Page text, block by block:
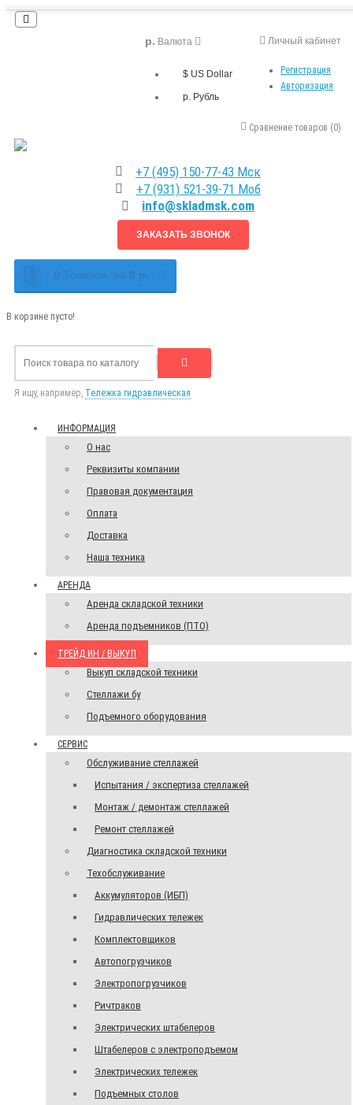
Личный кабинет
Регистрация
Авторизация
р. Валюта
$ US Dollar
р. Рубль
Сравнение товаров (0)
+7 (495) 150-77-43 Мск
+7 (931) 521-39-71 Моб
info@skladmsk.com
ЗАКАЗАТЬ ЗВОНОК
0 Tоваров, на 0 р.
В корзине пусто!
Я ищу, например, Тележка гидравлическая
ИНФОРМАЦИЯ
О нас
Реквизиты компании
Правовая документация
Оплата
Доставка
Наша техника
АРЕНДА
Аренда складской техники
Аренда подъемников (ПТО)
ТРЕЙД ИН / ВЫКУП
Выкуп складской техники
Стеллажи бу
Подъемного оборудования
СЕРВИС
Обслуживание стеллажей
Испытания / экспертиза стеллажей
Монтаж / демонтаж стеллажей
Ремонт стеллажей
Диагностика складской техники
Техобслуживание
Аккумуляторов (ИБП)
Гидравлических тележек
Комплектовщиков
Автопогрузчиков
Электропогрузчиков
Ричтраков
Электрических штабелеров
Штабелеров с электроподъемом
Электрических тележек
Подъемных столов